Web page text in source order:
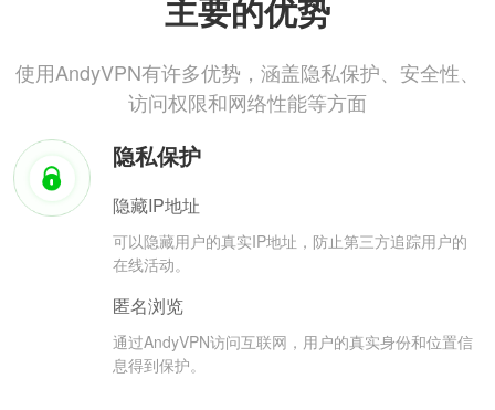
主要的优势
使用AndyVPN有许多优势，涵盖隐私保护、安全性、
访问权限和网络性能等方面
隐私保护
隐藏IP地址
可以隐藏用户的真实IP地址，防止第三方追踪用户的
在线活动。
匿名浏览
通过AndyVPN访问互联网，用户的真实身份和位置信
息得到保护。